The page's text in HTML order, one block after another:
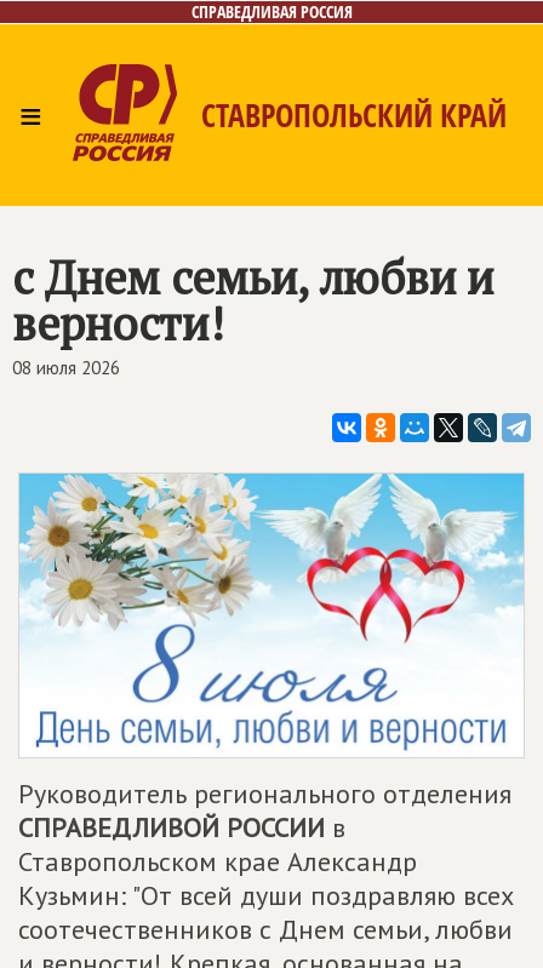
СПРАВЕДЛИВАЯ РОССИЯ
≡ СТАВРОПОЛЬСКИЙ КРАЙ
с Днем семьи, любви и
верности!
08 июля 2026
Руководитель регионального отделения
СПРАВЕДЛИВОЙ РОССИИ в
Ставропольском крае Александр
Кузьмин: "От всей души поздравляю всех
соотечественников с Днем семьи, любви